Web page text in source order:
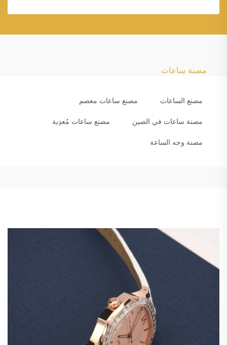
مصنة ساعات
مصنع الساعات مصنع ساعات معصم
مصنة ساعات في الصين مصنع ساعات مُعدِية
مصنة وجه الساعة